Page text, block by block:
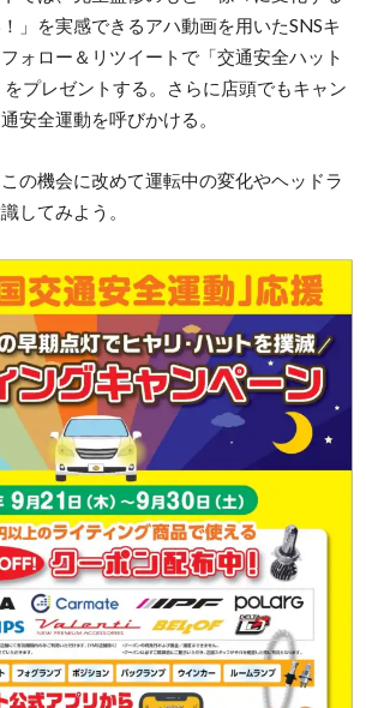
」を実感できるアハ動画を用いたSNSキ
ォロー＆リツイートで「交通安全ハット
プレゼントする。さらに店頭でもキャン
安全運動を呼びかける。
の機会に改めて運転中の変化やヘッドラ
してみよう。